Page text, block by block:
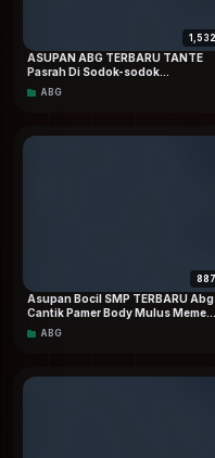
1,532
ASUPAN ABG TERBARU TANTE
Pasrah Di Sodok-sodok
Keponakan Saat Rumah Sepi Viral
Eksklusif Hd
ABG
887
Asupan Bocil SMP TERBARU Abg
Cantik Pamer Body Mulus Memew
Pink dan Masih Sempit Top
TRENDING On Social Media
ABG